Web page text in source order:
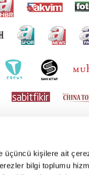
kişilere ait
bilgi toplumu